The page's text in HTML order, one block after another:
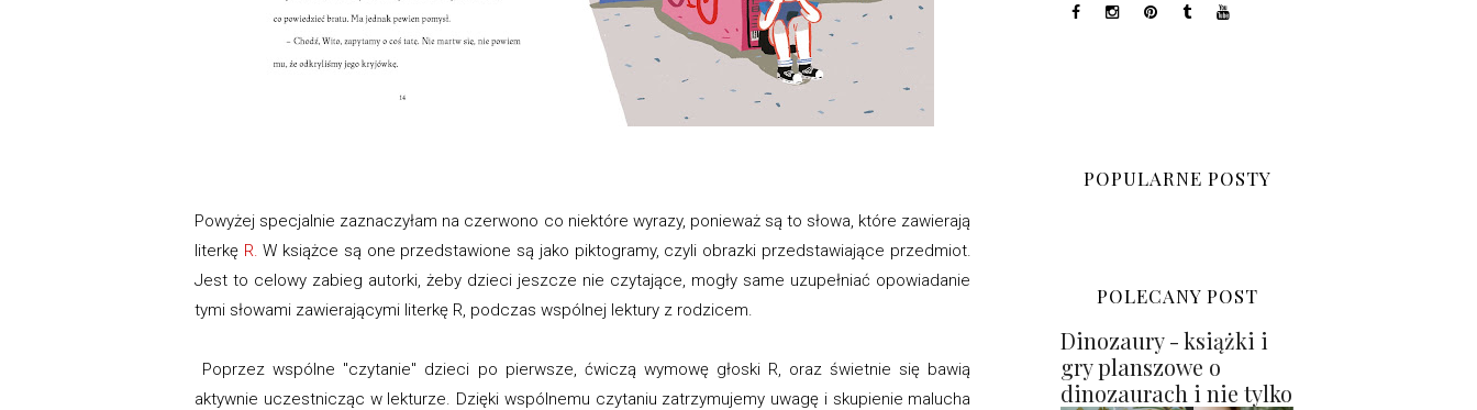
Powyżej specjalnie zaznaczyłam na czerwono co niektóre wyrazy, ponieważ są to słowa, które zawierają
literkę R.W książce są one przedstawione są jako piktogramy, czyli obrazki przedstawiające przedmiot.
Jest to celowy zabieg autorki, żeby dzieci jeszcze nie czytające, mogły same uzupełniać opowiadanie
tymi słowami zawierającymi literkę R, podczas wspólnej lektury z rodzicem.
Poprzez wspólne "czytanie" dzieci po pierwsze, ćwiczą wymowę głoski R, oraz świetnie się bawią
aktywnie uczestnicząc w lekturze. Dzięki wspólnemu czytaniu zatrzymujemy uwagę i skupienie malucha
POPULARNE POSTY
POLECANY POST
Dinozaury - książki i
gry planszowe o
dinozaurach i nie tylko